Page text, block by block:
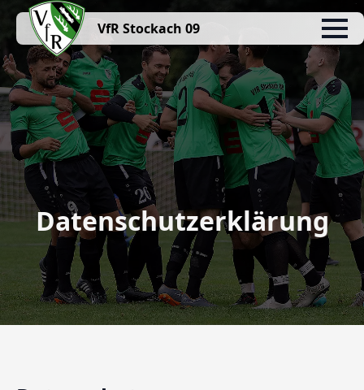
VfR Stockach 09
Datenschutzerklärung